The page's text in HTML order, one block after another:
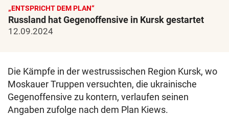
„ENTSPRICHT DEM PLAN“
Russland hat Gegenoffensive in Kursk gestartet
12.09.2024
Die Kämpfe in der westrussischen Region Kursk, wo
Moskauer Truppen versuchten, die ukrainische
Gegenoffensive zu kontern, verlaufen seinen
Angaben zufolge nach dem Plan Kiews.